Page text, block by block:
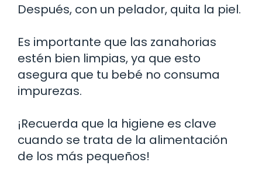
Después, con un pelador, quita la piel.
Es importante que las zanahorias
estén bien limpias, ya que esto
asegura que tu bebé no consuma
impurezas.
¡Recuerda que la higiene es clave
cuando se trata de la alimentación
de los más pequeños!